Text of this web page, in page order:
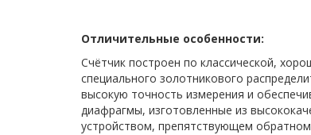
Отличительные особенности:
Счётчик построен по классической,
специального золотникового
высокую точность измерения и
диафрагмы, изготовленные из
устройством, препятствующем